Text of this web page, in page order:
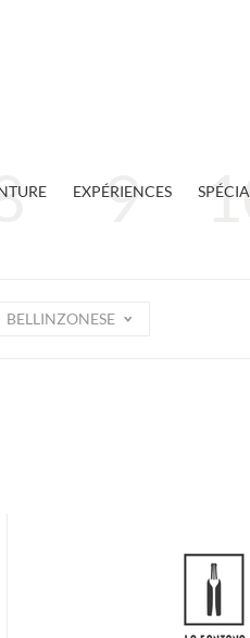
EXPÉRIENCES
BELLINZONESE